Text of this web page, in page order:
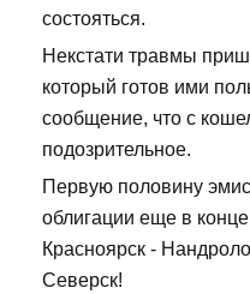
состояться.
Некстати травмы
который готов ими
сообщение, что с
подозрительное.
Первую половину
облигации еще в
Красноярск -
Северск!